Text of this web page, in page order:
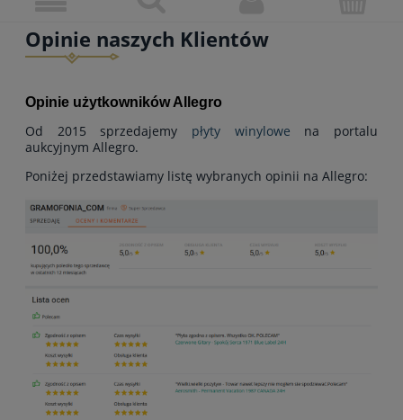
Opinie naszych Klientów
Opinie użytkowników Allegro
Od 2015 sprzedajemy płyty winylowe na portalu
aukcyjnym Allegro.
Poniżej przedstawiamy listę wybranych opinii na Allegro: